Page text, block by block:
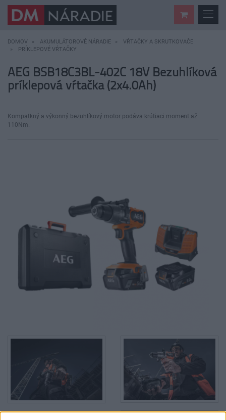
DOMOV AKUMULÁTOROVÉ NÁRADIE
VŔTAČKY A SKRUTKOVAČE
PRÍKLEPOVÉ VŔTAČKY
AEG BSB18C3BL-402C 18V Bezuhlíková
príklepová vŕtačka (2x4.0Ah)
Kompatkný a výkonný bezuhlíkový motor podáva krútiaci moment až
110Nm.